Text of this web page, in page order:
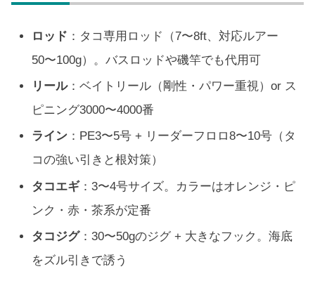
ロッド ：タコ専用ロッド（7〜8ft、対応ルアー
50〜100g）。バスロッドや磯竿でも代用可
リール：ベイトリール（剛性・パワー重視）or ス
ピニング3000〜4000番
ライン ：PE3〜5号 + リーダーフロロ8〜10号（タ
コの強い引きと根対策）
タコエギ：3〜4号サイズ。カラーはオレンジ・ピ
ンク・赤・茶系が定番
タコジグ：30〜50gのジグ + 大きなフック。海底
をズル引きで誘う